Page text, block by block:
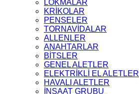
LOKMALAR
KRİKOLAR
PENSELER
TORNAVİDALAR
ALLENLER
ANAHTARLAR
BİTSLER
GENEL ALETLER
ELEKTRİKLİ EL ALETLERİ
HAVALI ALETLER
İNŞAAT GRUBU